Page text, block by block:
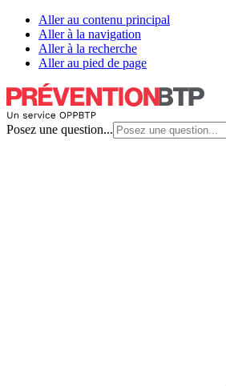
Aller au contenu principal
Aller à la navigation
Aller à la recherche
Aller au pied de page
Posez une question...